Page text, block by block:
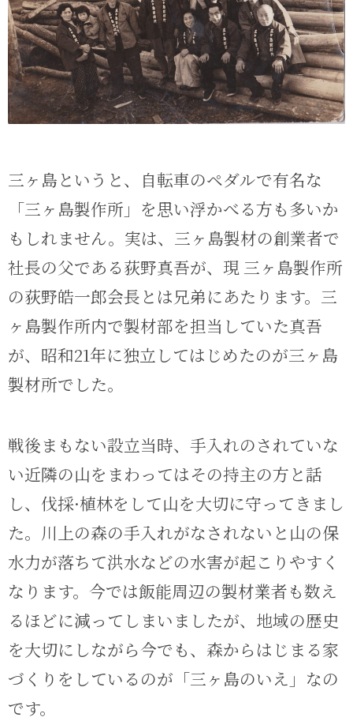
三ヶ島というと、自転車のペダルで有名な
「三ヶ島製作所」を思い浮かべる方も多いか
もしれません。実は、三ヶ島製材の創業者で
社長の父である荻野真吾が、現 三ヶ島製作所
の荻野皓一郎会長とは兄弟にあたります。三
ヶ島製作所内で製材部を担当していた真吾
が、昭和21年に独立してはじめたのが三ヶ島
製材所でした。
戦後まもない設立当時、手入れのされていな
い近隣の山をまわってはその持主の方と話
し、伐採·植林をして山を大切に守ってきまし
た。川上の森の手入れがなされないと山の保
水力が落ちて洪水などの水害が起こりやすく
なります。今では飯能周辺の製材業者も数え
るほどに減ってしまいましたが、地域の歴史
を大切にしながら今でも、森からはじまる家
づくりをしているのが「三ヶ島のいえ」なの
です。